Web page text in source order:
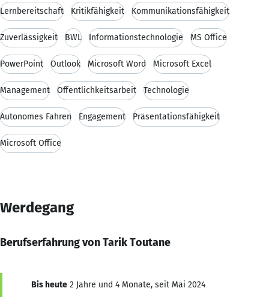
Lernbereitschaft Kritikfähigkeit Kommunikationsfähigkeit
Zuverlässigkeit BWL Informationstechnologie MS Office
PowerPoint Outlook Microsoft Word Microsoft Excel
Management Öffentlichkeitsarbeit Technologie
Autonomes Fahren Engagement Präsentationsfähigkeit
Microsoft Office
Werdegang
Berufserfahrung von Tarik Toutane
Bis heute 2 Jahre und 4 Monate, seit Mai 2024